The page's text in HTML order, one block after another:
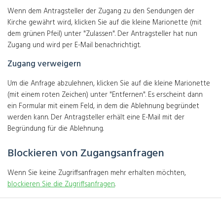
Wenn dem Antragsteller der Zugang zu den Sendungen der
Kirche gewährt wird, klicken Sie auf die kleine Marionette (mit
dem grünen Pfeil) unter "Zulassen". Der Antragsteller hat nun
Zugang und wird per E-Mail benachrichtigt.
Zugang verweigern
Um die Anfrage abzulehnen, klicken Sie auf die kleine Marionette
(mit einem roten Zeichen) unter "Entfernen". Es erscheint dann
ein Formular mit einem Feld, in dem die Ablehnung begründet
werden kann. Der Antragsteller erhält eine E-Mail mit der
Begründung für die Ablehnung.
Blockieren von Zugangsanfragen
Wenn Sie keine Zugriffsanfragen mehr erhalten möchten,
blockieren Sie die Zugriffsanfragen.